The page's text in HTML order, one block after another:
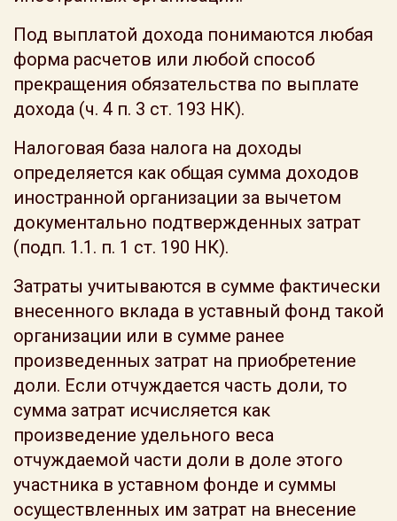
Под выплатой дохода понимаются любая
форма расчетов или любой способ
прекращения обязательства по выплате
дохода (ч. 4 п. 3 ст. 193 НК).
Налоговая база налога на доходы
определяется как общая сумма доходов
иностранной организации за вычетом
документально подтвержденных затрат
(подп. 1.1. п. 1 ст. 190 НК).
Затраты учитываются в сумме фактически
внесенного вклада в уставный фонд такой
организации или в сумме ранее
произведенных затрат на приобретение
доли. Если отчуждается часть доли, то
сумма затрат исчисляется как
произведение удельного веса
отчуждаемой части доли в доле этого
участника в уставном фонде и суммы
осуществленных им затрат на внесение